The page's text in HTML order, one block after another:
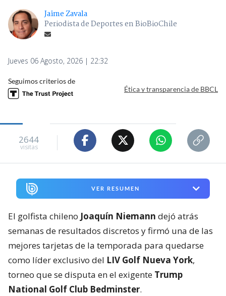
Jaime Zavala
Periodista de Deportes en BioBioChile
Jueves 06 Agosto, 2026 | 22:32
Seguimos criterios de
Ética y transparencia de BBCL
2644
visitas
VER RESUMEN
El golfista chileno Joaquín Niemann dejó atrás
semanas de resultados discretos y firmó una de las
mejores tarjetas de la temporada para quedarse
como líder exclusivo del LIV Golf Nueva York,
torneo que se disputa en el exigente Trump
National Golf Club Bedminster.